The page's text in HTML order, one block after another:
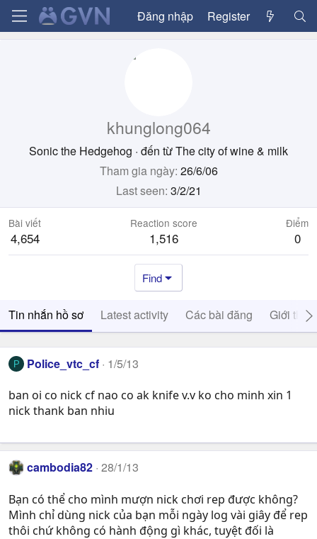
Đăng nhập Register
khunglong064
Sonic the Hedgehog · đến từThe city of wine & milk
Tham gia ngày 26/6/06
Last seen 3/2/21
Bài viết
4,654
Reaction score
1,516
Điểm
0
Find
Tin nhắn hồ sơ Latest activity Các bài đăng Giới thiệu
P Police_vtc_cf 1/5/13
ban oi co nick cf nao co ak knife v.v ko cho minh xin 1
nick thank ban nhiu
cambodia82 28/1/13
Bạn có thể cho mình mượn nick chơi rep được không?
Mình chỉ dùng nick của bạn mỗi ngày log vài giây để rep
thôi chứ không có hành động gì khác, tuyệt đối là